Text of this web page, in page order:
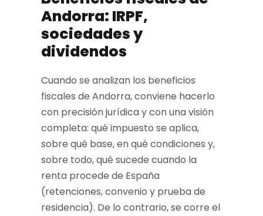
Andorra: IRPF,
sociedades y
dividendos
Cuando se analizan los beneficios
fiscales de Andorra, conviene hacerlo
con precisión jurídica y con una visión
completa: qué impuesto se aplica,
sobre qué base, en qué condiciones y,
sobre todo, qué sucede cuando la
renta procede de España
(retenciones, convenio y prueba de
residencia). De lo contrario, se corre el